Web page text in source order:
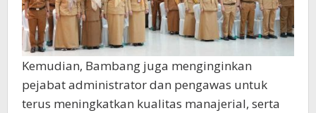
Kemudian, Bambang juga menginginkan
pejabat administrator dan pengawas untuk
terus meningkatkan kualitas manajerial, serta